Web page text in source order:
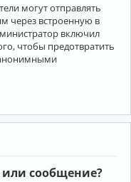
могут отправлять
через встроенную в
включил
чтобы предотвратить
сообщение?